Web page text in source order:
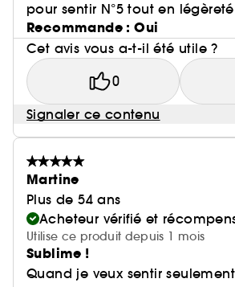
pour sentir N°5 tout en légèreté
Recommande : Oui
Cet avis vous a-t-il été utile ?
0
Signaler ce contenu
Martine
Plus de 54 ans
Acheteur vérifié et
Utilise ce produit depuis 1 mois
Sublime !
Quand je veux sentir